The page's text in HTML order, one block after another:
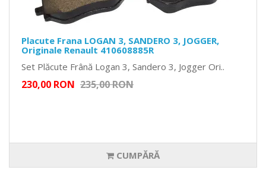
Placute Frana LOGAN 3, SANDERO 3, JOGGER,
Originale Renault 410608885R
Set Plăcute Frână Logan 3, Sandero 3, Jogger Ori..
230,00 RON 235,00 RON
CUMPĂRĂ